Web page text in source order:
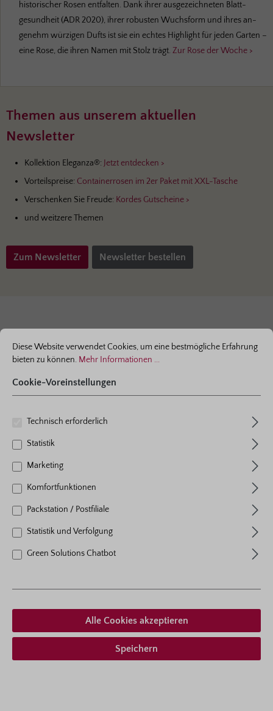
historischer Rosen entfalten. Dank ihrer aus­ge­zeichneten Blatt­
gesundheit (ADR 2020), ihrer robusten Wuchs­form und ihres an­
genehm würzigen Dufts ist sie ein echtes High­light für jeden Garten –
eine Rose, die ihren Namen mit Stolz trägt. Zur Rose der Woche >
Themen aus unserem aktuellen
Newsletter
Kollektion Eleganza®: Jetzt entdecken >
Vorteilspreise: Containerrosen im 2er Paket mit XXL-Tasche
Verschenken Sie Freude: Kordes Gutscheine >
und weitzere Themen
Zum Newsletter Newsletter bestellen
Cookie-Voreinstellungen
...
Diese Website verwendet Cookies, um eine bestmögliche Erfahrung
bieten zu können. Mehr Informationen ...
Cookie-Voreinstellungen
Technisch erforderlich
Statistik
Marketing
Komfortfunktionen
Packstation / Postfiliale
Statistik und Verfolgung
Green Solutions Chatbot
Alle Cookies akzeptieren
Speichern